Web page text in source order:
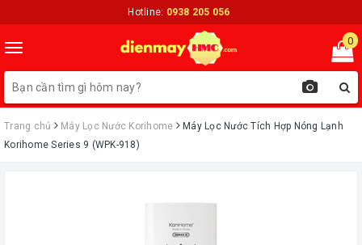
Hotline: 0938 205 056
Toggle
navigation
0
Trang chủ Máy Lọc Nước Korihome
Máy Lọc Nước Tích Hợp Nóng Lạnh
Korihome Series 9 (WPK-918)